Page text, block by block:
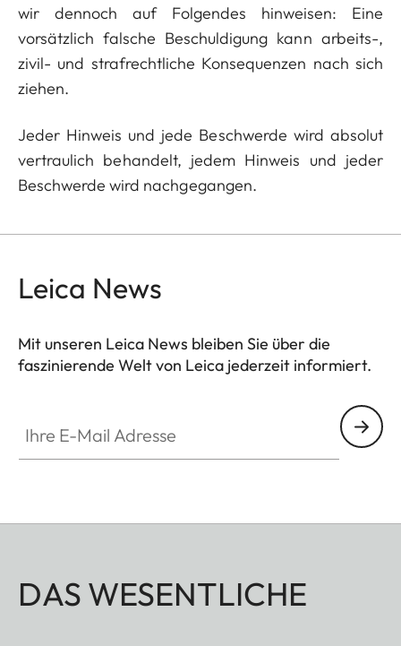
wir dennoch auf Folgendes hinweisen: Eine
vorsätzlich falsche Beschuldigung kann arbeits-,
zivil- und strafrechtliche Konsequenzen nach sich
ziehen.
Jeder Hinweis und jede Beschwerde wird absolut
vertraulich behandelt, jedem Hinweis und jeder
Beschwerde wird nachgegangen.
Leica News
Mit unseren Leica News bleiben Sie über die
faszinierende Welt von Leica jederzeit informiert.
DAS WESENTLICHE